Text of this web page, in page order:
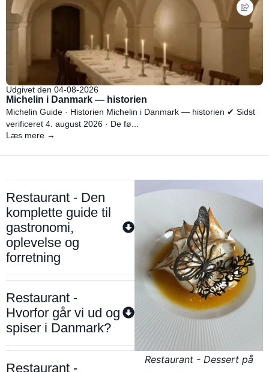
Udgivet den 04-08-2026
Michelin i Danmark — historien
Michelin Guide · Historien Michelin i Danmark — historien ✔ Sidst
verificeret 4. august 2026 · De fø...
Læs mere →
Restaurant - Den
komplette guide til
gastronomi,
oplevelse og
forretning
Restaurant -
Hvorfor går vi ud og
spiser i Danmark?
Restaurant -
Restaurant - Dessert på